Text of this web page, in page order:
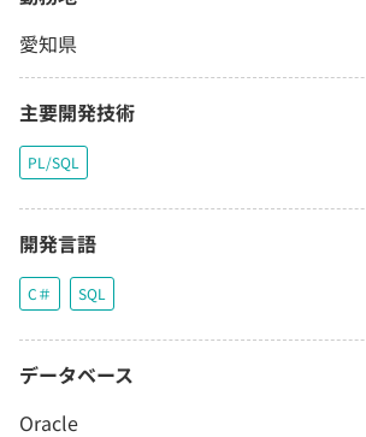
愛知県
主要開発技術
PL/SQL
開発言語
C＃ SQL
データベース
Oracle